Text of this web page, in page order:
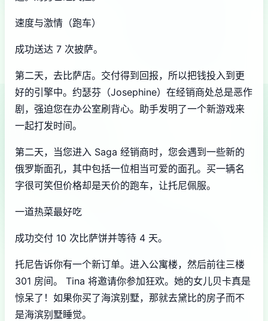
速度与激情（跑车）
成功送达 7 次披萨。
第二天，去比萨店。交付得到回报，所以把钱投入到更
好的引擎中。约瑟芬（Josephine）在经销商处总是恶作
剧，强迫您在办公室刷背心。助手发明了一个新游戏来
一起打发时间。
第二天，当您进入 Saga 经销商时，您会遇到一些新的
俄罗斯面孔，其中包括一位相当可爱的面孔。买一辆名
字很可笑但价格却是天价的跑车，让托尼佩服。
一道热菜最好吃
成功交付 10 次比萨饼并等待 4 天。
托尼告诉你有一个新订单。进入公寓楼，然后前往三楼
301 房间。 Tina 将邀请你参加狂欢。她的女儿贝卡真是
惊呆了！如果你买了海滨别墅，那就去黛比的房子而不
是海滨别墅睡觉。